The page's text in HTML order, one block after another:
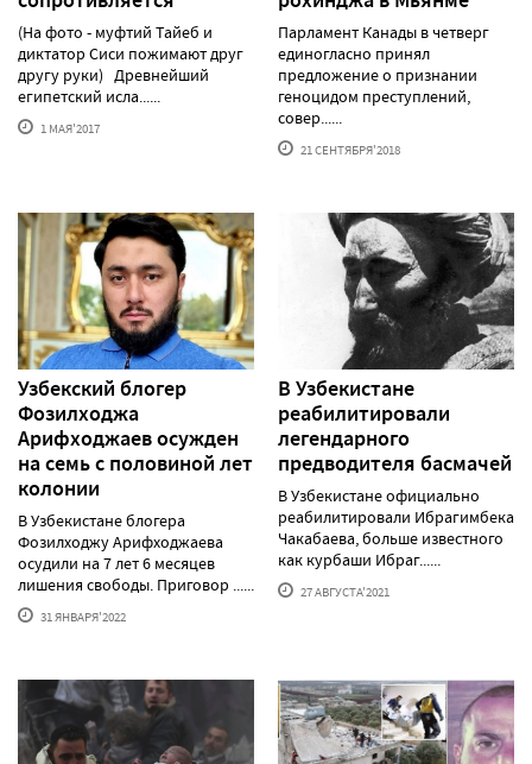
(На фото - муфтий Тайеб и
диктатор Сиси пожимают друг
другу руки) Древнейший
египетский исла......
1 МАЯ'2017
Парламент Канады в четверг
единогласно принял
предложение о признании
геноцидом преступлений,
совер......
21 СЕНТЯБРЯ'2018
Узбекский блогер
Фозилходжа
Арифходжаев осужден
на семь с половиной лет
колонии
В Узбекистане блогера
Фозилходжу Арифходжаева
осудили на 7 лет 6 месяцев
лишения свободы. Приговор ......
31 ЯНВАРЯ'2022
В Узбекистане
реабилитировали
легендарного
предводителя басмачей
В Узбекистане официально
реабилитировали Ибрагимбека
Чакабаева, больше известного
как курбаши Ибраг......
27 АВГУСТА'2021